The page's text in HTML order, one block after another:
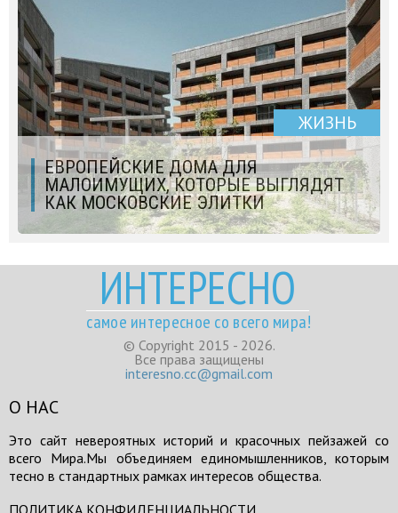
ЖИЗНЬ
ЕВРОПЕЙСКИЕ ДОМА ДЛЯ
МАЛОИМУЩИХ, КОТОРЫЕ ВЫГЛЯДЯТ
КАК МОСКОВСКИЕ ЭЛИТКИ
ИНТЕРЕСНО
самое интересное со всего мира!
© Copyright 2015 - 2026.
Все права защищены
interesno.cc@gmail.com
О НАС
Это сайт невероятных историй и красочных пейзажей со
всего Мира.Мы объединяем единомышленников, которым
тесно в стандартных рамках интересов общества.
ПОЛИТИКА КОНФИДЕНЦИАЛЬНОСТИ